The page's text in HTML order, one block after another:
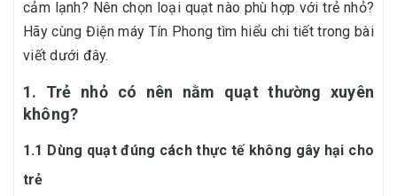
cảm lạnh? Nên chọn loại quạt nào phù hợp với trẻ nhỏ?
Hãy cùng Điện máy Tín Phong tìm hiểu chi tiết trong bài
viết dưới đây.
1. Trẻ nhỏ có nên nằm quạt thường xuyên
không?
1.1 Dùng quạt đúng cách thực tế không gây hại cho
trẻ